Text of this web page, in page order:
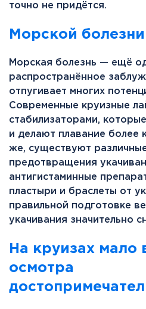
точно не придётся.
Морской
Морская болезнь — ещё
распространённое
отпугивает многих
Современные круизные
стабилизаторами,
и делают плавание более
же, существуют
предотвращения
антигистаминные
пластыри и браслеты от
правильной подготовке
укачивания значительно
На круизах мало
осмотра